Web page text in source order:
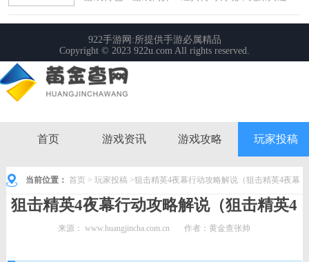
首页 游戏资讯 游戏攻略 玩家投稿
当前位置： 首页 > 玩家投稿 >狙击精英4夜幕行动攻略解说（狙击精英4夜幕
行动攻略解说视频）
狙击精英4夜幕行动攻略解说（狙击精英4
夜幕行动攻略解说视频）
来源：www.huangjincha.com.cn 作者：黄金查张帅